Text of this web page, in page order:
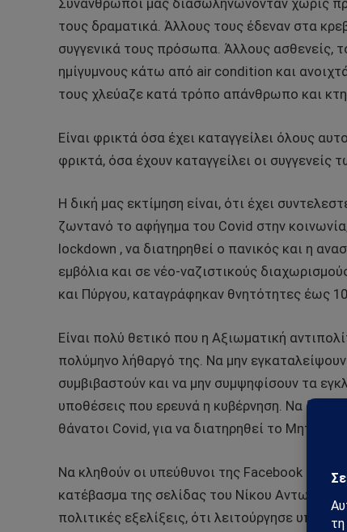
Συνάνθρωποί μας διασωληνώνονταν χωρίς
τους δραματικά. Άλλους τους έδεναν στα
συγγενικά τους πρόσωπα. Άλλους ασθενείς,
ημίγυμνους κάτω από air condition και
τους χλεύαζε κατά τρόπο απάνθρωπο και
Είναι φρικτά όσα έχει καταγγείλει όλους
φρικτά, όσα έχουν καταγγείλει οι συγγενείς
Η δική μας εκτίμηση είναι, ότι έχει
ζωντανό το αφήγημα του Covid στην
lockdown , να διατηρηθεί ο πανικός και η
εμβόλια και σε νέο-ναζιστικούς
και Πύργου, καταγράφηκαν θνητότητες έως
Είναι πολύ θετικό που η Αξιωματική
πολύμηνο λήθαργό της. Να μην
συμβιβαστούν και να μην συμψηφίσουν τα
υποθέσεις που ερευνά η κυβέρνηση. Να
θάνατοι Covid, για να διατηρηθεί το
Να κληθούν οι υπεύθυνοι της Facebook στην
κατέβασμα της σελίδας του Νίκου
πολιτικές εξελίξεις, ότι λειτούργησε υπέρ